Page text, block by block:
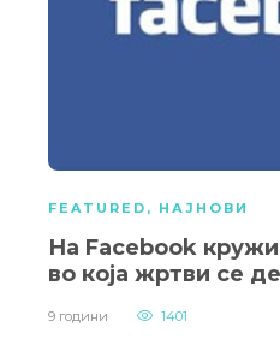
FEATURED , НАЈНОВИ
На Facebook
во која жртви се
9 години 1401